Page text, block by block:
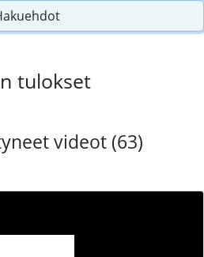
tulokset
videot (63)